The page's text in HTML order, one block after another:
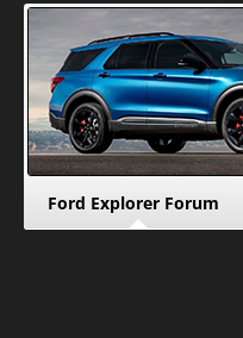
Ford Explorer Forum